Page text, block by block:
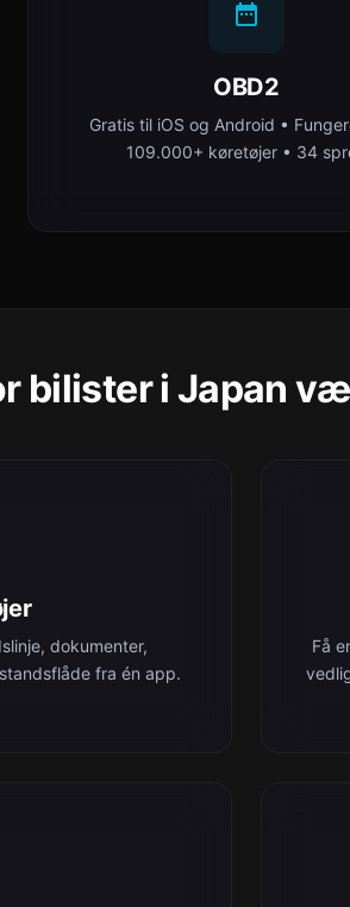
OBD2
Gratis til iOS og Android •
109.000+ køretøjer • 34
bilister i Japan
dokumenter,
fra én app.
Få